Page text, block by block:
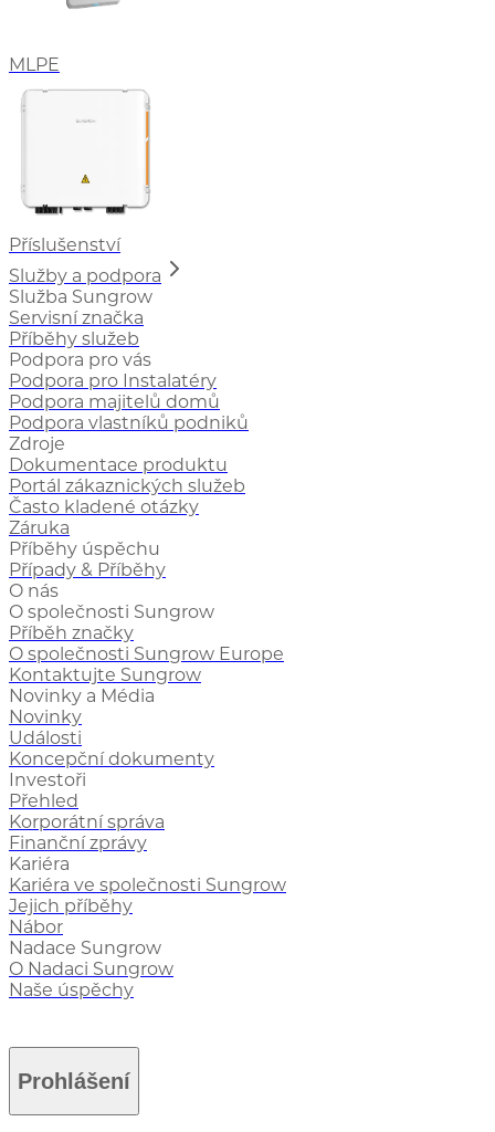
MLPE
Příslušenství
Služby a podpora
Služba Sungrow
Servisní značka
Příběhy služeb
Podpora pro vás
Podpora pro Instalatéry
Podpora majitelů domů
Podpora vlastníků podniků
Zdroje
Dokumentace produktu
Portál zákaznických služeb
Často kladené otázky
Záruka
Příběhy úspěchu
Případy & Příběhy
O nás
O společnosti Sungrow
Příběh značky
O společnosti Sungrow Europe
Kontaktujte Sungrow
Novinky a Média
Novinky
Události
Koncepční dokumenty
Investoři
Přehled
Korporátní správa
Finanční zprávy
Kariéra
Kariéra ve společnosti Sungrow
Jejich příběhy
Nábor
Nadace Sungrow
O Nadaci Sungrow
Naše úspěchy
Prohlášení